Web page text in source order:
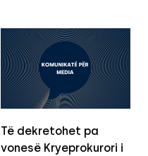
Të dekretohet pa
vonesë Kryeprokurori i